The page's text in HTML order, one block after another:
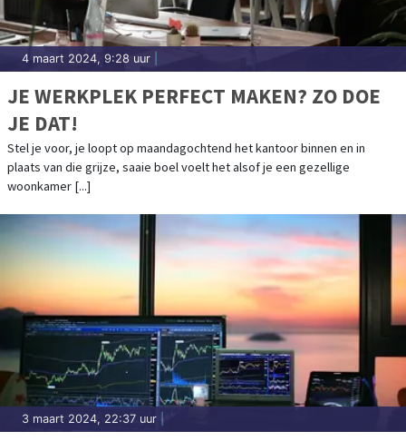
4 maart 2024, 9:28 uur
JE WERKPLEK PERFECT MAKEN? ZO DOE
JE DAT!
Stel je voor, je loopt op maandagochtend het kantoor binnen en in
plaats van die grijze, saaie boel voelt het alsof je een gezellige
woonkamer [...]
3 maart 2024, 22:37 uur